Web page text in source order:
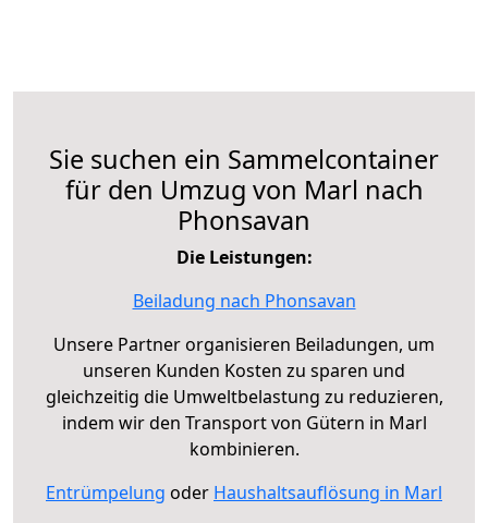
Sie suchen ein Sammelcontainer
für den Umzug von Marl nach
Phonsavan
Die Leistungen:
Beiladung nach Phonsavan
Unsere Partner organisieren Beiladungen, um
unseren Kunden Kosten zu sparen und
gleichzeitig die Umweltbelastung zu reduzieren,
indem wir den Transport von Gütern in Marl
kombinieren.
Entrümpelung oder Haushaltsauflösung in Marl